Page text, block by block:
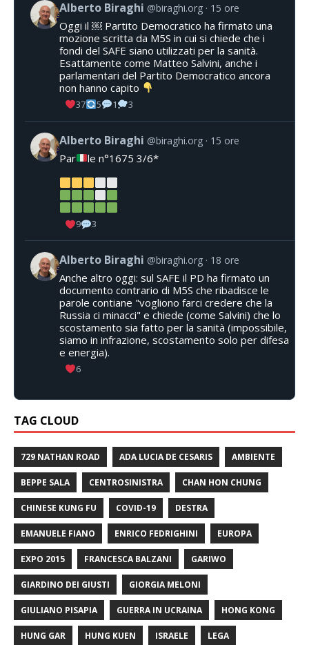
Alberto Biraghi @biraghi.org 15 ore
Oggi il ￼ Partito Democratico ha firmato una
mozione scritta da M5S in cui si chiede che i
fondi del SAFE siano utilizzati per la sanità.
Esattamente come Matteo Salvini, anche i
parlamentari del Partito Democratico ancora
non hanno capito
37 5 1 3
Alberto Biraghi @biraghi.org 15 ore
Par le n°1675 3/6*
9 3
Alberto Biraghi @biraghi.org 18 ore
Anche altro oggi: sul SAFE il PD ha firmato un
documento contrario di M5S che ribadisce le
parole contiane "vogliono farci credere che la
Russia ci minacci" e chiede (come Salvini) che lo
scostamento sia fatto per la sanità (impossibile,
siamo in infrazione, scostamento solo per difesa
e energia).
6
TAG CLOUD
729 NATHAN ROAD ADA LUCIA DE CESARIS AMBIENTE
BEPPE SALA CENTROSINISTRA CHAN HON CHUNG
CHINESE KUNG FU COVID-19 DESTRA
EMANUELE FIANO ENRICO FEDRIGHINI EUROPA
EXPO 2015 FRANCESCA BALZANI GARIWO
GIARDINO DEI GIUSTI GIORGIA MELONI
GIULIANO PISAPIA GUERRA IN UCRAINA HONG KONG
HUNG GAR HUNG KUEN ISRAELE LEGA